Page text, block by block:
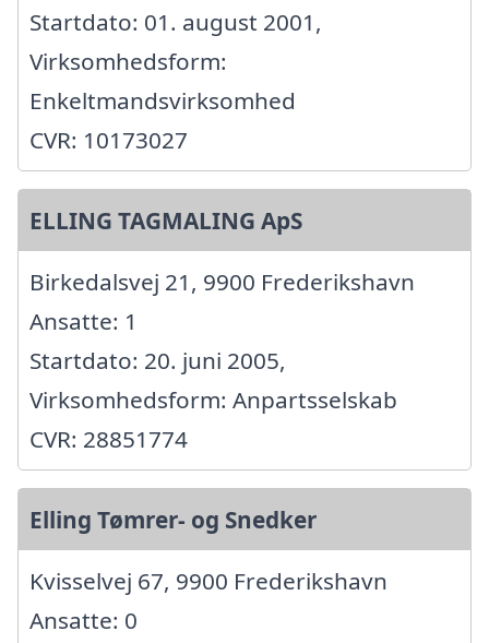
Startdato: 01. august 2001,
Virksomhedsform:
Enkeltmandsvirksomhed
CVR: 10173027
ELLING TAGMALING ApS
Birkedalsvej 21, 9900 Frederikshavn
Ansatte: 1
Startdato: 20. juni 2005,
Virksomhedsform: Anpartsselskab
CVR: 28851774
Elling Tømrer- og Snedker
Kvisselvej 67, 9900 Frederikshavn
Ansatte: 0